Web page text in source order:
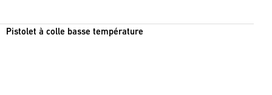
Pistolet à colle basse température